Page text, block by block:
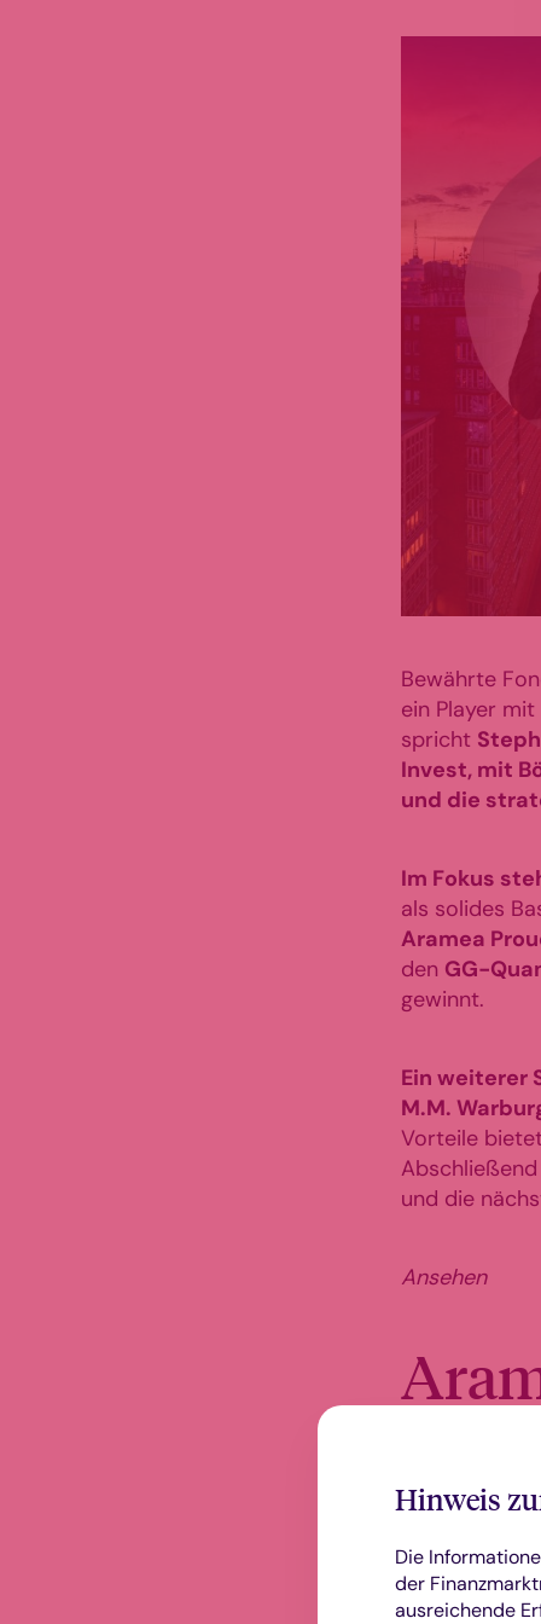
Bewährte
ein Player
spricht
Invest, mit
und die
Im Fokus
als solides
Aramea
den GG-
gewinnt.
Ein weiterer
M.M.
Vorteile
und die
Ansehen
Im Interview
Hinweis
Die
der
ausreichende